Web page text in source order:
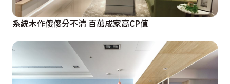
系統木作傻傻分不清 百萬成家高CP值